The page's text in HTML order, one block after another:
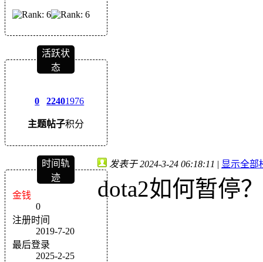
活跃状
态
0
主题
2240
帖子
1976
积分
时间轨
迹
金钱
0
注册时间
2019-7-20
最后登录
2025-2-25
发表于 2024-3-24 06:18:11 | 显示全部
dota2如何暂停